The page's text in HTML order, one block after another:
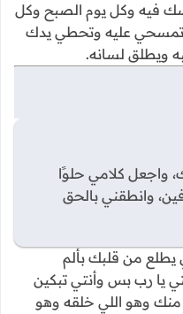
فيه وكل يوم الصبح وكل
وتمسحي عليه وتحطي يدك
ويطلق لسانه.
واجعل كلامي حلوًا
وانطقني بالحق
يطلع من قلبك بألم
يا رب بس وأنتي تبكين
منك وهو اللي خلقه وهو